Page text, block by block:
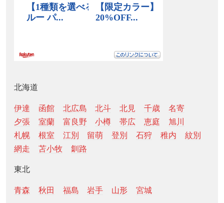
北海道
伊達 函館 北広島 北斗 北見 千歳
名寄
夕張
室蘭 富良野 小樽 帯広 恵庭
旭川
札幌
根室 江別 留萌 登別 石狩 稚内
紋別
網走
苫小牧 釧路
東北
青森 秋田 福島 岩手 山形 宮城